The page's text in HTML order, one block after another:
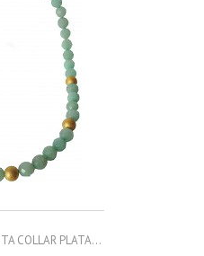
COLLAR PLATA...